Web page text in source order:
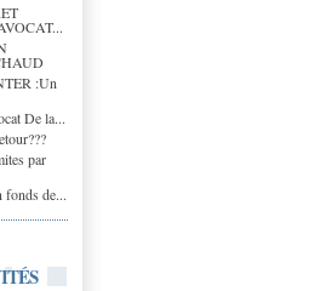
:Un
De la...
par
fonds de...